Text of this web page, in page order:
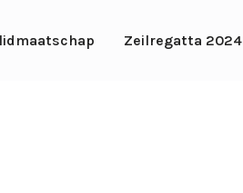
Zeilregatta 2024